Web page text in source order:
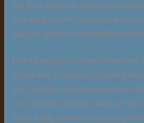
bin froh, dass wir hier nicht
den Weg wieder herauszufinden
wie die Situation für die
Der Abschied von der Gemeinde
ist wie der Empfang, es wird
die Kraft der Gemeinschaft
uns. Ida sagt später, dass sie
einer völlig fremden Gruppe